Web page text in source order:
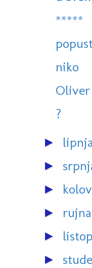
*****
niko
Oliver
?
►
►
►
► rujna
►
►